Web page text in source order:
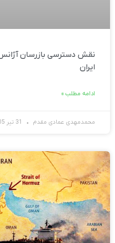
نقش دسترسی بازرسان
ایران
ادامه مطلب »
محمدمهدی عمادی مقدم